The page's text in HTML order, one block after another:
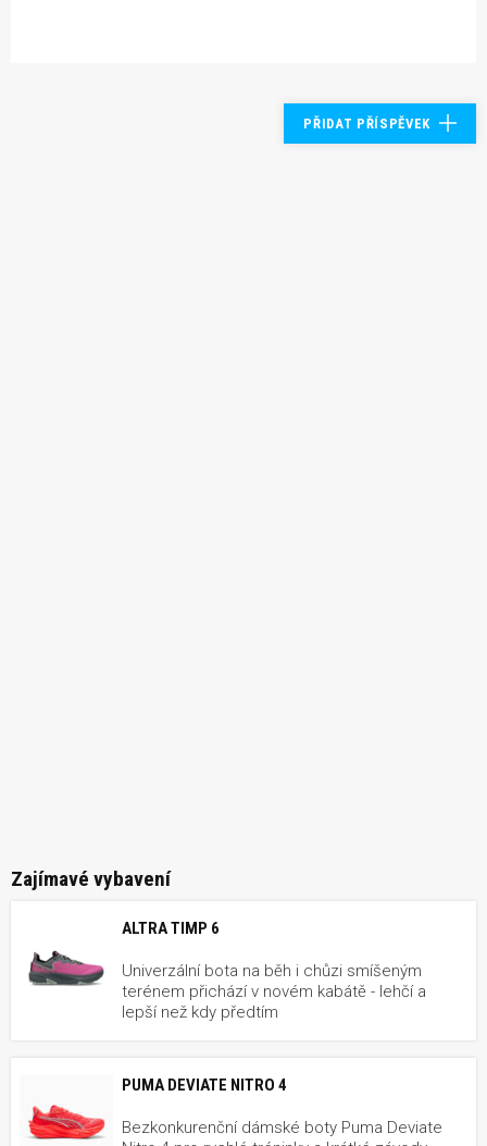
PŘIDAT PŘÍSPĚVEK
Zajímavé vybavení
ALTRA TIMP 6
Univerzální bota na běh i chůzi smíšeným
terénem přichází v novém kabátě - lehčí a
lepší než kdy předtím
PUMA DEVIATE NITRO 4
Bezkonkurenční dámské boty Puma Deviate